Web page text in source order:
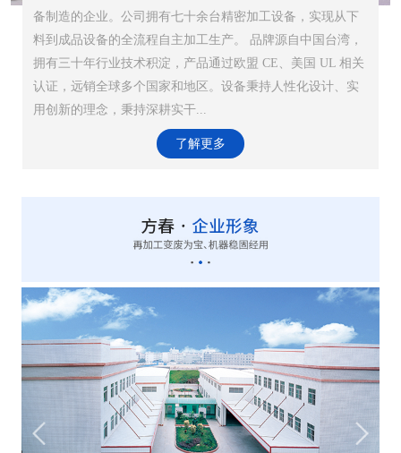
备制造的企业。公司拥有七十余台精密加工设备，实现从下
料到成品设备的全流程自主加工生产。 品牌源自中国台湾，
拥有三十年行业技术积淀，产品通过欧盟 CE、美国 UL 相关
认证，远销全球多个国家和地区。设备秉持人性化设计、实
用创新的理念，秉持深耕实干...
了解更多